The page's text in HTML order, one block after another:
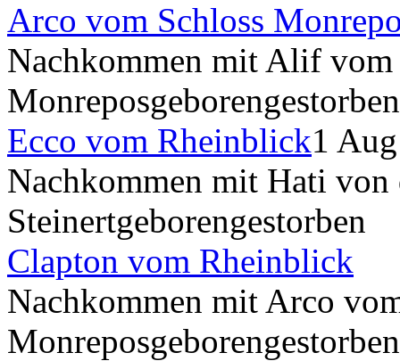
Arco vom Schloss
Nachkommen mit Alif vom
Monreposgeborengestorben
Ecco vom Rheinblick1
Nachkommen mit Hati von
Steinertgeborengestorben
Clapton vom Rheinblick
Nachkommen mit Arco
Monreposgeborengestorben